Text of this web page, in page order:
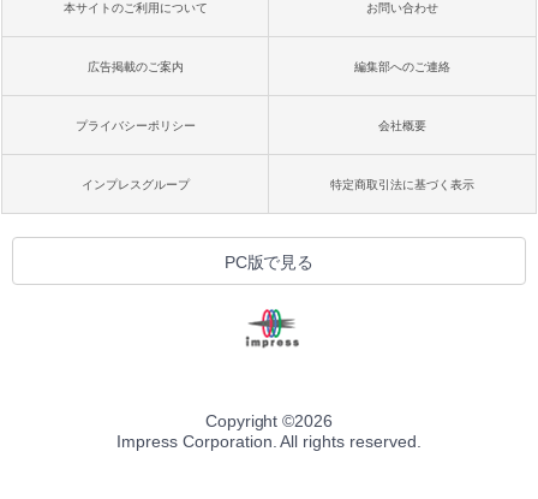
本サイトのご利用について お問い合わせ
広告掲載のご案内 編集部へのご連絡
プライバシーポリシー 会社概要
インプレスグループ 特定商取引法に基づく表示
PC版で見る
Copyright ©2026
Impress Corporation. All rights reserved.